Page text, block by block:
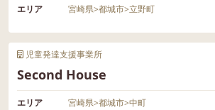
エリア 宮崎県>都城市>立野町
児童発達支援事業所
Second House
エリア 宮崎県>都城市>中町